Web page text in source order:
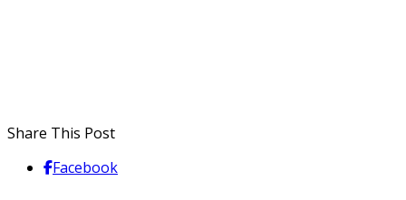
Share This Post
Facebook